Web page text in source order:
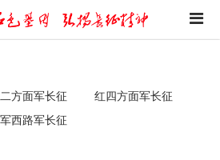
方面军长征
红四方面军长征
西路军长征